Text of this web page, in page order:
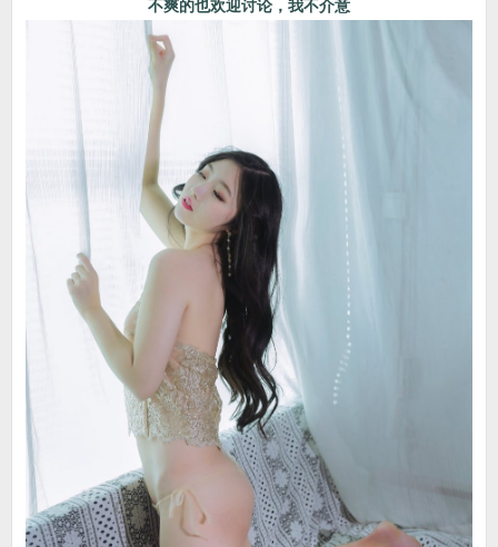
不爽的也欢迎讨论，我不介意